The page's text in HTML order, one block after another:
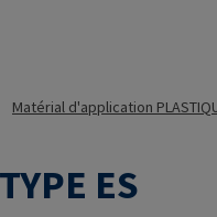
Matérial d'application
ES